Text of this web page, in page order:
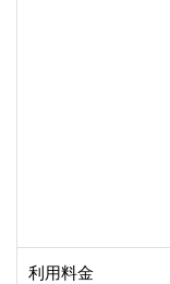
利用料金